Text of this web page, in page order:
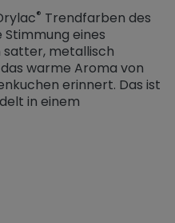
® Trendfarben des
eines
satter, metallisch
warme Aroma von
erinnert. Das ist
in einem